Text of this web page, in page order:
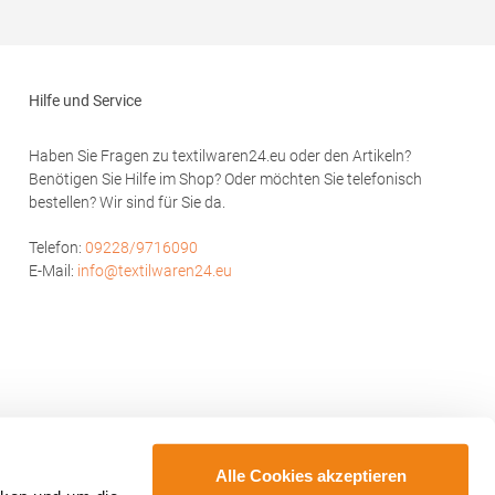
Alle Cookies akzeptieren
Hilfe und Service
Haben Sie Fragen zu textilwaren24.eu oder den Artikeln?
Benötigen Sie Hilfe im Shop? Oder möchten Sie telefonisch
bestellen? Wir sind für Sie da.
Telefon: 09228/9716090
E-Mail: info@textilwaren24.eu